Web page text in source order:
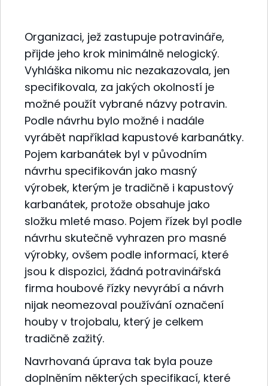
Organizaci, jež zastupuje potravináře,
přijde jeho krok minimálně nelogický.
Vyhláška nikomu nic nezakazovala, jen
specifikovala, za jakých okolností je
možné použít vybrané názvy potravin.
Podle návrhu bylo možné i nadále
vyrábět například kapustové karbanátky.
Pojem karbanátek byl v původním
návrhu specifikován jako masný
výrobek, kterým je tradičně i kapustový
karbanátek, protože obsahuje jako
složku mleté maso. Pojem řízek byl podle
návrhu skutečně vyhrazen pro masné
výrobky, ovšem podle informací, které
jsou k dispozici, žádná potravinářská
firma houbové řízky nevyrábí a návrh
nijak neomezoval používání označení
houby v trojobalu, který je celkem
tradičně zažitý.
Navrhovaná úprava tak byla pouze
doplněním některých specifikací, které